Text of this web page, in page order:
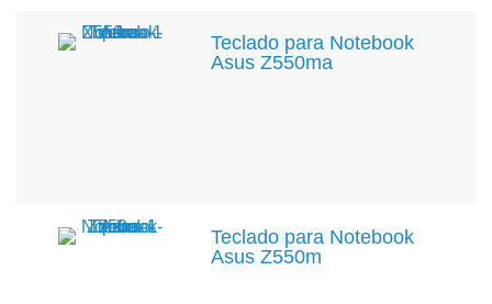
Teclado para Notebook
Asus Z550ma
Teclado para Notebook
Asus Z550m